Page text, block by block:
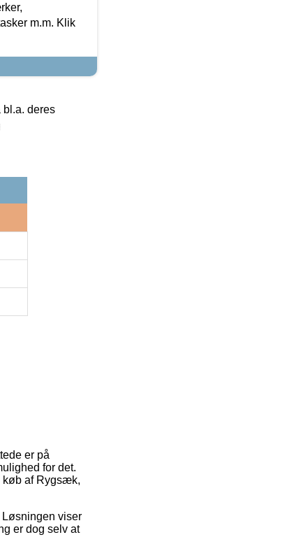
m.m. Klik
bl.a. deres
er på
for det.
køb af Rygsæk,
viser
er dog selv at